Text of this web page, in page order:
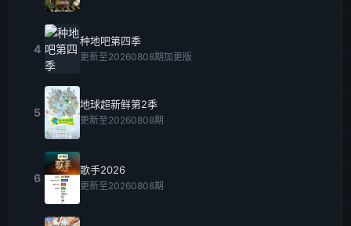
4
种地吧第四季
更新至20260808期加更版
5
地球超新鲜第2季
更新至20260808期
6
歌手2026
更新至20260808期